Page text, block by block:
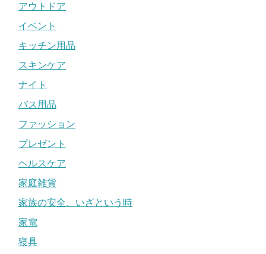
アウトドア
イベント
キッチン用品
スキンケア
ナイト
バス用品
ファッション
プレゼント
ヘルスケア
家庭雑貨
家族の安全、いざという時
家電
寝具